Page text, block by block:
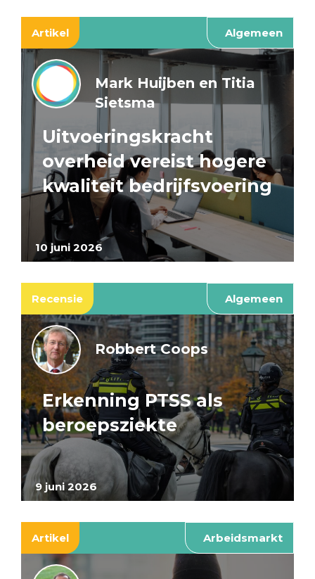
Artikel Algemeen
10 juni 2026
Mark Huijben en Titia
Sietsma
Uitvoeringskracht
overheid vereist hogere
kwaliteit bedrijfsvoering
Recensie Algemeen
9 juni 2026
Robbert Coops
Erkenning PTSS als
beroepsziekte
Artikel Arbeidsmarkt